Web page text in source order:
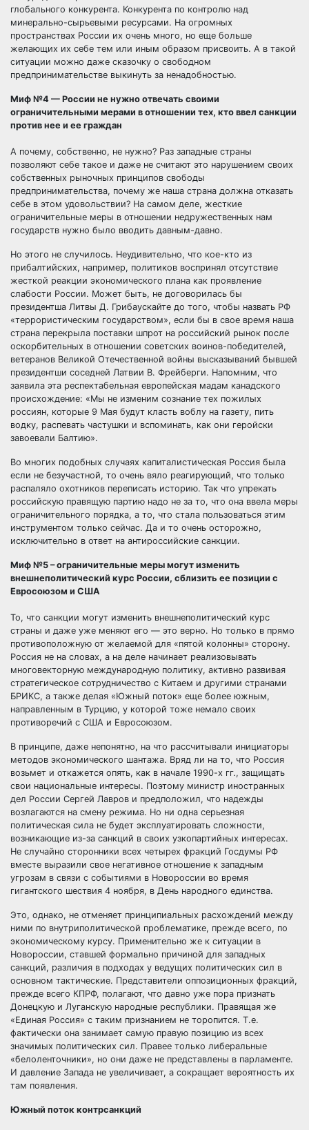
глобального конкурента. Конкурента по контролю над
минерально-сырьевыми ресурсами. На огромных
пространствах России их очень много, но еще больше
желающих их себе тем или иным образом присвоить. А в такой
ситуации можно даже сказочку о свободном
предпринимательстве выкинуть за ненадобностью.
Миф №4 — России не нужно отвечать своими
ограничительными мерами в отношении тех, кто ввел санкции
против нее и ее граждан
А почему, собственно, не нужно? Раз западные страны
позволяют себе такое и даже не считают это нарушением своих
собственных рыночных принципов свободы
предпринимательства, почему же наша страна должна отказать
себе в этом удовольствии? На самом деле, жесткие
ограничительные меры в отношении недружественных нам
государств нужно было вводить давным-давно.
Но этого не случилось. Неудивительно, что кое-кто из
прибалтийских, например, политиков воспринял отсутствие
жесткой реакции экономического плана как проявление
слабости России. Может быть, не договорилась бы
президентша Литвы Д. Грибаускайте до того, чтобы назвать РФ
«террористическим государством», если бы в свое время наша
страна перекрыла поставки шпрот на российский рынок после
оскорбительных в отношении советских воинов-победителей,
ветеранов Великой Отечественной войны высказываний бывшей
президентши соседней Латвии В. Фрейберги. Напомним, что
заявила эта респектабельная европейская мадам канадского
происхождение: «Мы не изменим сознание тех пожилых
россиян, которые 9 Мая будут класть воблу на газету, пить
водку, распевать частушки и вспоминать, как они геройски
завоевали Балтию».
Во многих подобных случаях капиталистическая Россия была
если не безучастной, то очень вяло реагирующий, что только
распаляло охотников переписать историю. Так что упрекать
российскую правящую партию надо не за то, что она ввела меры
ограничительного порядка, а то, что стала пользоваться этим
инструментом только сейчас. Да и то очень осторожно,
исключительно в ответ на антироссийские санкции.
Миф №5 – ограничительные меры могут изменить
внешнеполитический курс России, сблизить ее позиции с
Евросоюзом и США
То, что санкции могут изменить внешнеполитический курс
страны и даже уже меняют его — это верно. Но только в прямо
противоположную от желаемой для «пятой колонны» сторону.
Россия не на словах, а на деле начинает реализовывать
многовекторную международную политику, активно развивая
стратегическое сотрудничество с Китаем и другими странами
БРИКС, а также делая «Южный поток» еще более южным,
направленным в Турцию, у которой тоже немало своих
противоречий с США и Евросоюзом.
В принципе, даже непонятно, на что рассчитывали инициаторы
методов экономического шантажа. Вряд ли на то, что Россия
возьмет и откажется опять, как в начале 1990-х гг., защищать
свои национальные интересы. Поэтому министр иностранных
дел России Сергей Лавров и предположил, что надежды
возлагаются на смену режима. Но ни одна серьезная
политическая сила не будет эксплуатировать сложности,
возникающие из-за санкций в своих узкопартийных интересах.
Не случайно сторонники всех четырех фракций Госдумы РФ
вместе выразили свое негативное отношение к западным
угрозам в связи с событиями в Новороссии во время
гигантского шествия 4 ноября, в День народного единства.
Это, однако, не отменяет принципиальных расхождений между
ними по внутриполитической проблематике, прежде всего, по
экономическому курсу. Применительно же к ситуации в
Новороссии, ставшей формально причиной для западных
санкций, различия в подходах у ведущих политических сил в
основном тактические. Представители оппозиционных фракций,
прежде всего КПРФ, полагают, что давно уже пора признать
Донецкую и Луганскую народные республики. Правящая же
«Единая Россия» с таким признанием не торопится. Т.е.
фактически она занимает самую правую позицию из всех
значимых политических сил. Правее только либеральные
«белоленточники», но они даже не представлены в парламенте.
И давление Запада не увеличивает, а сокращает вероятность их
там появления.
Южный поток контрсанкций